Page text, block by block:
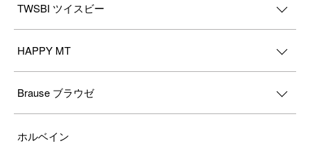
TWSBI ツイスビー
HAPPY MT
Brause ブラウゼ
ホルベイン